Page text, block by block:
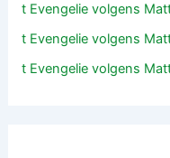
t Evengelie volgens
t Evengelie volgens
t Evengelie volgens